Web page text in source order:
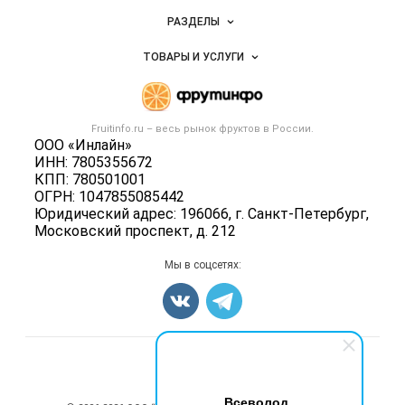
Всеволод
Fruitinfo.ru – весь рынок фруктов в России.
ООО «Инлайн»
ИНН: 7805355672
КПП: 780501001
ОГРН: 1047855085442
Юридический адрес: 196066, г. Санкт-Петербург,
Московский проспект, д. 212
Новости Fruitinfo.ru
Размещение рекламы
Публичная оферта
Контактная информация
Политика обработки персональных данных
РАЗДЕЛЫ
Объявления
Новости рынка
ТОВАРЫ И УСЛУГИ
Готовая продукция
Фрукты
Грибы
Оборудование
Карта объявлений
Мы в соцсетях: